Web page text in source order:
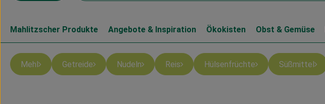
Mahlitzscher Produkte Angebote & Inspiration Ökokisten Obst & Gemüse
Mehl Getreide Nudeln Reis Hülsenfrüchte Süßmittel